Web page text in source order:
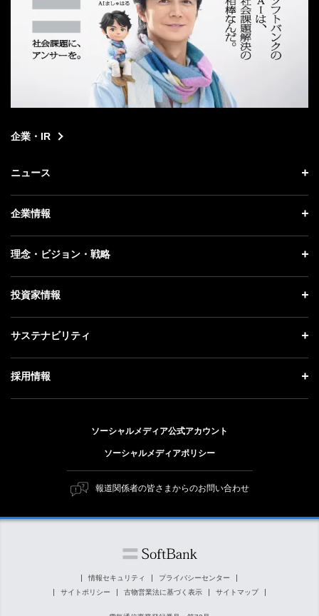
企業・IR
ニュース
ニュース トップ
プレスリリース
更新情報
企業情報
企業情報 トップ
社長メッセージ
事業紹介
理念・ビジョン・戦略
理念・ビジョン・戦略 トップ
成長戦略「Activate AI for Society」
人材戦略
投資家情報
投資家情報 トップ
経営方針
サステナビリティ
サステナビリティ トップ
トップメッセージ
ESG方針・体制
マテリアリティ（重要課題）
ESGの主な取り組み
外部評価・イニシアチブ
採用情報
キャリア採用
障がい者採用
ソーシャルメディア公式アカウント
ソーシャルメディアポリシー
報道関係者の皆さまからのお問い合わせ
情報セキュリティ
プライバシーセンター
サイトポリシー
古物営業法に基づく表示 サイトマップ